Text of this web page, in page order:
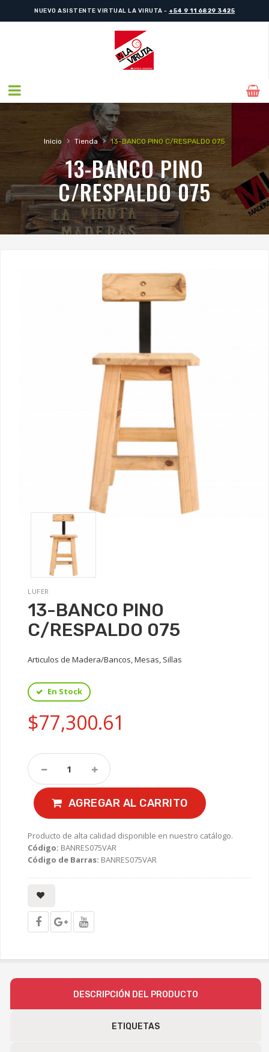
NUEVO ASISTENTE VIRTUAL LA VIRUTA - +54 9 11 6829 3425
Inicio › Tienda › 13-BANCO PINO C/RESPALDO 075
13-BANCO PINO
C/RESPALDO 075
LUFER
13-BANCO PINO
C/RESPALDO 075
Articulos de Madera/Bancos, Mesas, Sillas
En Stock
$77,300.61
AGREGAR AL CARRITO
Producto de alta calidad disponible en nuestro catálogo.
Código: BANRES075VAR
Código de Barras: BANRES075VAR
DESCRIPCIÓN DEL PRODUCTO
ETIQUETAS